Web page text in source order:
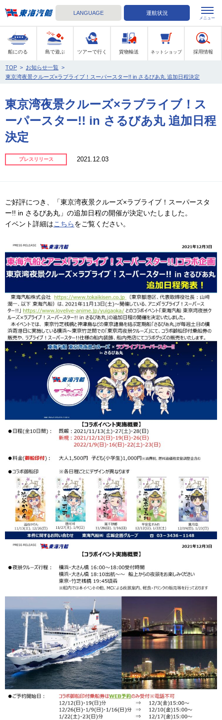
LANGUAGE 運航状況
船にのる 島で遊ぶ ツアーで行く 貨物輸送 ネットショップ 採用情報
メニュー
TOP > お知らせ一覧 >
東京湾夜景クルーズ×ラブライブ！スーパースター!! in さるびあ丸 追加日程決定
東京湾夜景クルーズ×ラブライブ！ス
ーパースター!! in さるびあ丸 追加日程
決定
プレスリリース 2021.12.03
ご好評につき、「東京湾夜景クルーズ×ラブライブ！スーパースタ
ー!! in さるびあ丸」の追加日程の開催が決定いたしました。
イベント詳細はこちらをご覧ください。